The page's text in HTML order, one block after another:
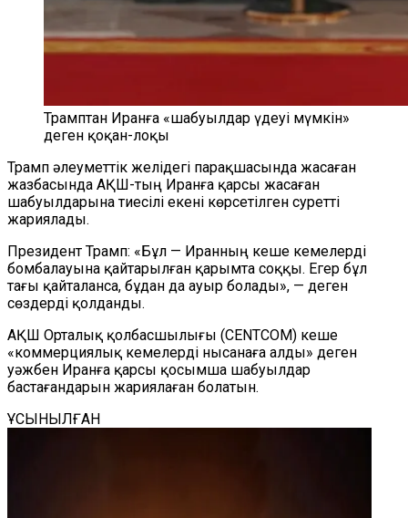
Трамптан Иранға «шабуылдар үдеуі мүмкін»
деген қоқан-лоқы
Трамп әлеуметтік желідегі парақшасында жасаған
жазбасында АҚШ-тың Иранға қарсы жасаған
шабуылдарына тиесілі екені көрсетілген суретті
жариялады.
Президент Трамп: «Бұл — Иранның кеше кемелерді
бомбалауына қайтарылған қарымта соққы. Егер бұл
тағы қайталанса, бұдан да ауыр болады», — деген
сөздерді қолданды.
АҚШ Орталық қолбасшылығы (CENTCOM) кеше
«коммерциялық кемелерді нысанаға алды» деген
уәжбен Иранға қарсы қосымша шабуылдар
бастағандарын жариялаған болатын.
ҰСЫНЫЛҒАН